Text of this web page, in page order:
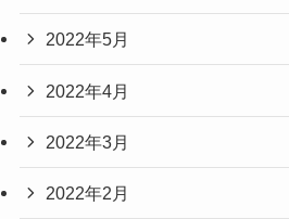
2022年5月
2022年4月
2022年3月
2022年2月